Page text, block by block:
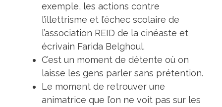
exemple, les actions contre
l’illettrisme et l’échec scolaire de
l’association REID de la cinéaste et
écrivain Farida Belghoul.
C’est un moment de détente où on
laisse les gens parler sans prétention.
Le moment de retrouver une
animatrice que l’on ne voit pas sur les